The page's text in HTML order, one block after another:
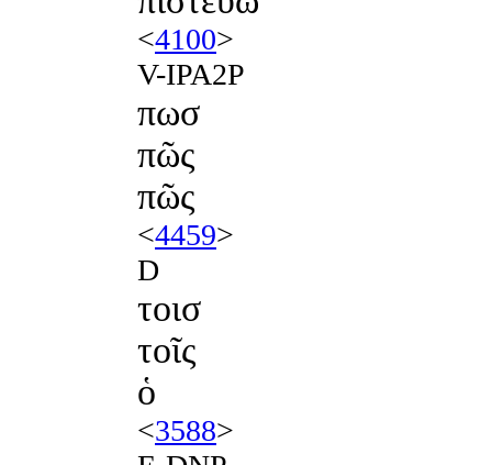
<4100>
V-IPA2P
πωσ
πῶς
πῶς
<4459>
D
τοισ
τοῖς
ὁ
<3588>